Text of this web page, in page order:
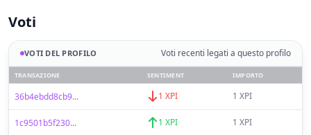
Voti
VOTI DEL PROFILO Voti recenti legati a questo profilo
TRANSAZIONE SENTIMENT IMPORTO
36b4ebdd8cb9... 1 XPI 1 XPI
1c9501b5f230... 1 XPI 1 XPI